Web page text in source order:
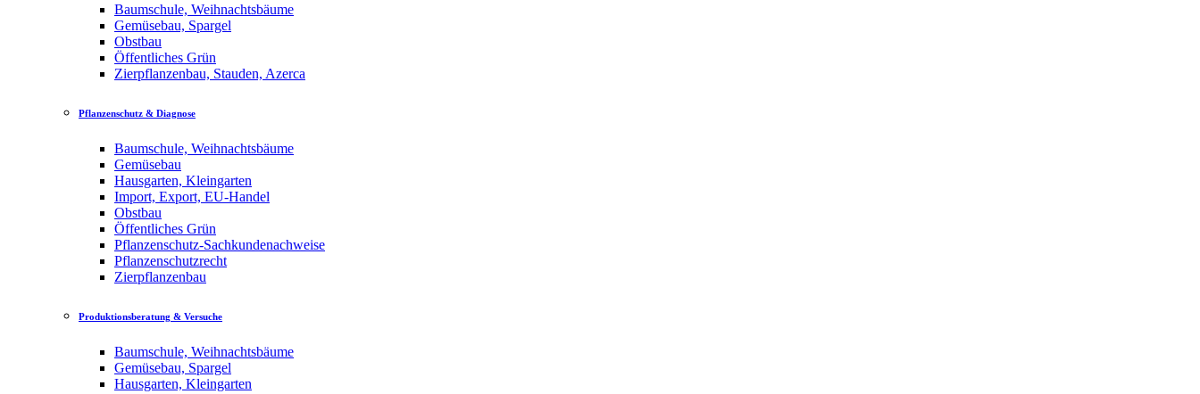
Baumschule, Weihnachtsbäume
Gemüsebau, Spargel
Obstbau
Öffentliches Grün
Zierpflanzenbau, Stauden, Azerca
Pflanzenschutz & Diagnose
Baumschule, Weihnachtsbäume
Gemüsebau
Hausgarten, Kleingarten
Import, Export, EU-Handel
Obstbau
Öffentliches Grün
Pflanzenschutz-Sachkundenachweise
Pflanzenschutzrecht
Zierpflanzenbau
Produktionsberatung & Versuche
Baumschule, Weihnachtsbäume
Gemüsebau, Spargel
Hausgarten, Kleingarten